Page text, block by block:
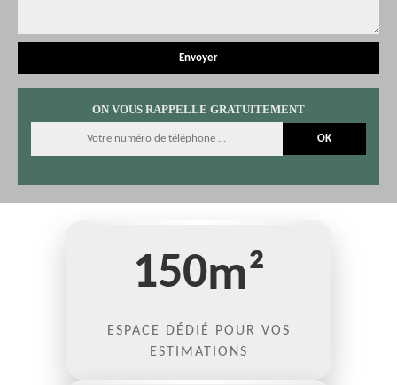
ON VOUS RAPPELLE GRATUITEMENT
150m²
ESPACE DÉDIÉ POUR VOS
ESTIMATIONS